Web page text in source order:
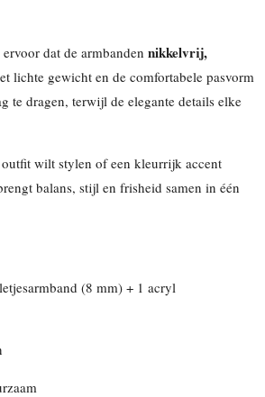
dat de armbanden nikkelvrij,
lichte gewicht en de comfortabele pasvorm
te dragen, terwijl de elegante details elke
wilt stylen of een kleurrijk accent
balans, stijl en frisheid samen in één
(8 mm) + 1 acryl